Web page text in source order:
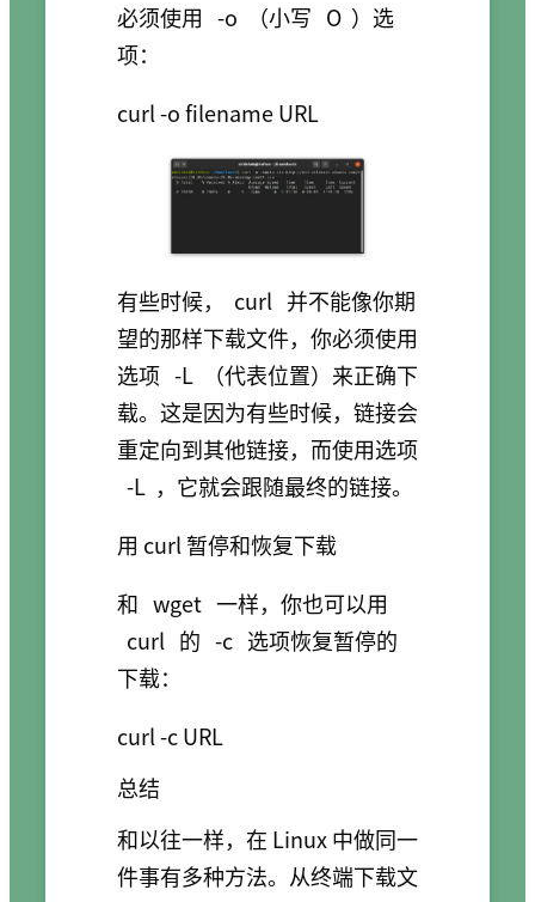
必须使用 -o （小写 O ）选
项：
有些时候， curl 并不能像你期
望的那样下载文件，你必须使用
选项 -L
（代表位置）来正确下
载。这是因为有些时候，链接会
重定向到其他链接，而使用选项
-L ，它就会跟随最终的链接。
用 curl 暂停和恢复下载
和 wget 一样，你也可以用
curl 的 -c 选项恢复暂停的
下载：
总结
和以往一样，在 Linux 中做同一
件事有多种方法。从终端下载文